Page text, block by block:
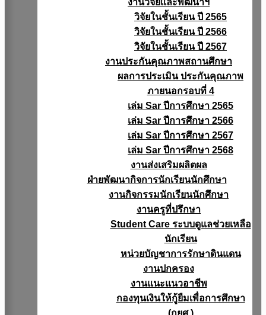
งานวิจัยเเละพัฒนาฯ
วิจัยในชั้นเรียน ปี 2565
วิจัยในชั้นเรียน ปี 2566
วิจัยในชั้นเรียน ปี 2567
งานประกันคุณภาพสถานศึกษา
ผลการประเมิน ประกันคุณภาพ
ภายนอกรอบที่ 4
เล่ม Sar ปีการศึกษา 2565
เล่ม Sar ปีการศึกษา 2566
เล่ม Sar ปีการศึกษา 2567
เล่ม Sar ปีการศึกษา 2568
งานส่งเสริมผลิตผล
ฝ่ายพัฒนากิจการนักเรียนนักศึกษา
งานกิจกรรมนักเรียนนักศึกษา
งานครูที่ปรึกษา
Student Care ระบบดูแลช่วยเหลือ
นักเรียน
หน่วยบัญชาการรักษาดินแดน
งานปกครอง
งานแนะแนวอาชีพ
กองทุนเงินให้กู้ยืมเพื่อการศึกษา
(กยศ.)